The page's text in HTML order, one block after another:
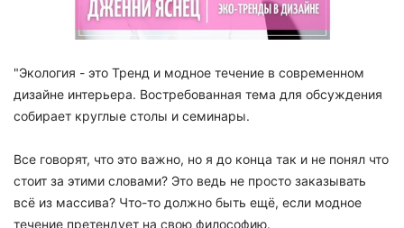
"Экология - это Тренд и модное течение в современном
дизайне интерьера. Востребованная тема для обсуждения
собирает круглые столы и семинары.
Все говорят, что это важно, но я до конца так и не понял что
стоит за этими словами? Это ведь не просто заказывать
всё из массива? Что-то должно быть ещё, если модное
течение претендует на свою философию.